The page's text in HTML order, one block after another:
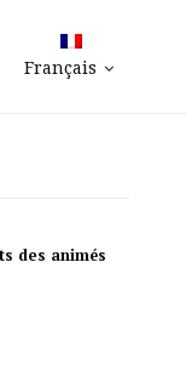
Français
des animés